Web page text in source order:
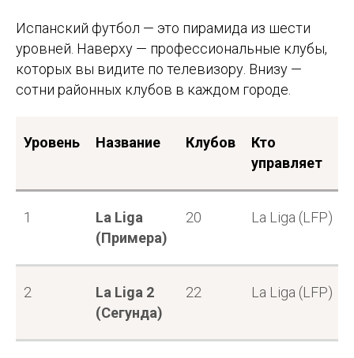
Испанский футбол — это пирамида из шести
уровней. Наверху — профессиональные клубы,
которых вы видите по телевизору. Внизу —
сотни районных клубов в каждом городе.
Уровень Название Клубов
Кто
управляет
1
La Liga
(Примера)
20 La Liga (LFP)
2
La Liga 2
(Сегунда)
22 La Liga (LFP)